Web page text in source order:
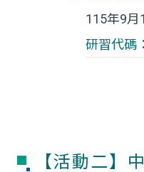
115年9月
研習代碼
【活動二】